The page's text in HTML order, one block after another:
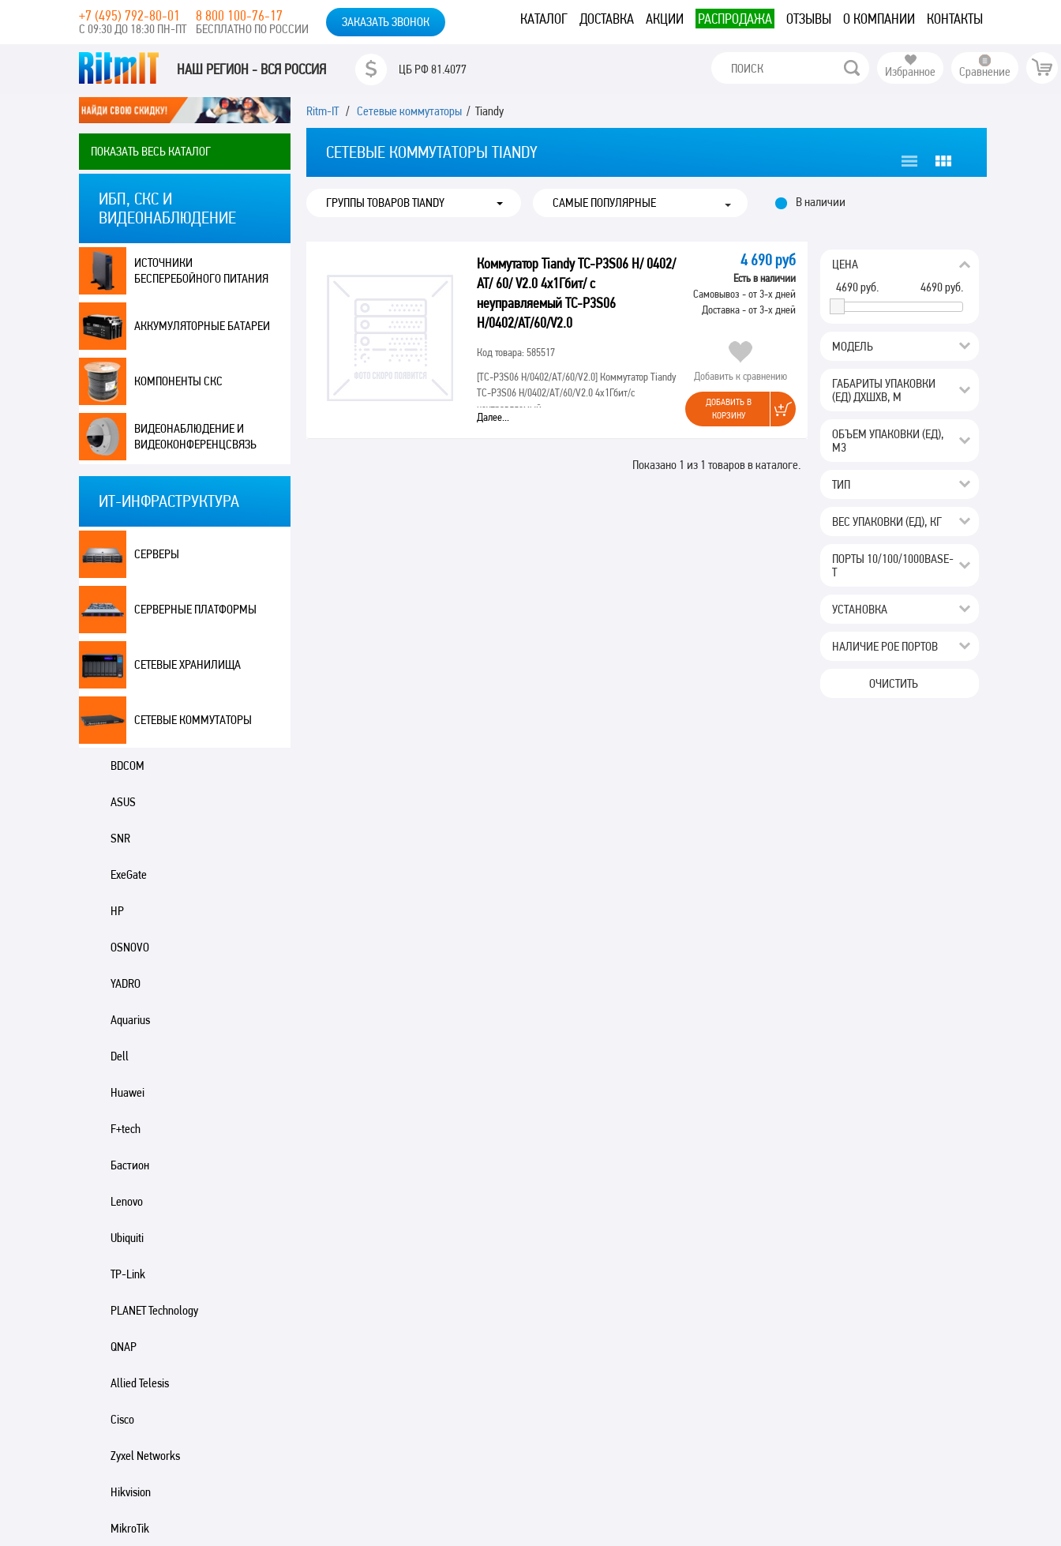
КАТАЛОГ ДОСТАВКА АКЦИИ РАСПРОДАЖА ОТЗЫВЫ О КОМПАНИИ КОНТАКТЫ
+7 (495) 792-80-01
С 09:30 ДО 18:30 ПН-ПТ
8 800 100-76-17
БЕСПЛАТНО ПО РОССИИ ЗАКАЗАТЬ ЗВОНОК
НАШ РЕГИОН - ВСЯ РОССИЯ ЦБ РФ81.4077 Избранное Сравнение
ПОКАЗАТЬ ВЕСЬ КАТАЛОГ
ИБП, СКС И
ВИДЕОНАБЛЮДЕНИЕ
ИСТОЧНИКИ
БЕСПЕРЕБОЙНОГО ПИТАНИЯ
АККУМУЛЯТОРНЫЕ БАТАРЕИ
КОМПОНЕНТЫ СКС
ВИДЕОНАБЛЮДЕНИЕ И
ВИДЕОКОНФЕРЕНЦСВЯЗЬ
ИТ-ИНФРАСТРУКТУРА
СЕРВЕРЫ
СЕРВЕРНЫЕ ПЛАТФОРМЫ
СЕТЕВЫЕ ХРАНИЛИЩА
СЕТЕВЫЕ КОММУТАТОРЫ
BDCOM
ASUS
SNR
ExeGate
HP
OSNOVO
YADRO
Aquarius
Dell
Huawei
F+tech
Бастион
Lenovo
Ubiquiti
TP-Link
PLANET Technology
QNAP
Allied Telesis
Cisco
Zyxel Networks
Hikvision
MikroTik
Ritm-IT/ Сетевые коммутаторы / Tiandy
СЕТЕВЫЕ КОММУТАТОРЫ TIANDY
ГРУППЫ ТОВАРОВ TIANDY В наличии
ЦЕНА
4690руб.
4690руб.
МОДЕЛЬ
ГАБАРИТЫ УПАКОВКИ
(ЕД) ДХШХВ, М
ОБЪЕМ УПАКОВКИ (ЕД),
М3
ТИП
ВЕС УПАКОВКИ (ЕД), КГ
ПОРТЫ 10/100/1000BASE-
T
УСТАНОВКА
НАЛИЧИЕ POE ПОРТОВ
ОЧИСТИТЬ
Коммутатор Tiandy TC-P3S06 H/ 0402/
AT/ 60/ V2.0 4x1Гбит/ с
неуправляемый TC-P3S06
H/0402/AT/60/V2.0
Код товара: 585517
[TC-P3S06 H/0402/AT/60/V2.0]Коммутатор Tiandy
TC-P3S06 H/0402/AT/60/V2.0 4x1Гбит/с
неуправляемый
Далее...
4 690 руб
Есть в наличии
Самовывоз - от 3-х дней
Доставка - от 3-х дней
Добавить к сравнению
ДОБАВИТЬ В
КОРЗИНУ
Показано 1 из 1 товаров в каталоге.